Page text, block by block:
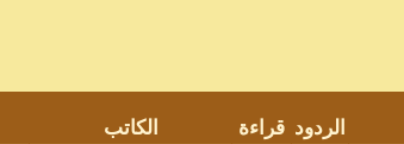
الردود قراءة الكاتب